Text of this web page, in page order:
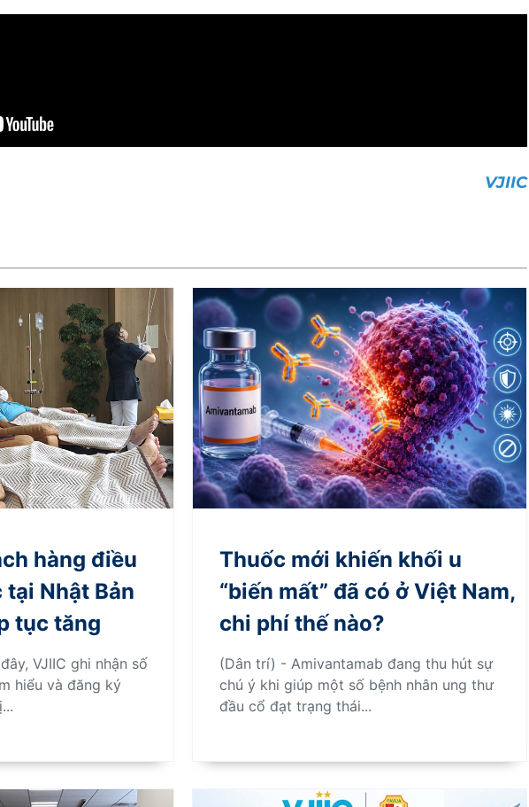
VJIIC
hàng điều
Nhật Bản
tục tăng
VJIIC ghi nhận số
hiểu và đăng ký
Thuốc mới khiến khối u
“biến mất” đã có ở Việt Nam,
chi phí thế nào?
(Dân trí) - Amivantamab đang thu hút sự
chú ý khi giúp một số bệnh nhân ung thư
đầu cổ đạt trạng thái...